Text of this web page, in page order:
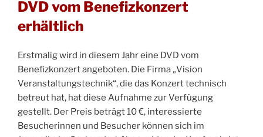
DVD vom Benefizkonzert
erhältlich
Erstmalig wird in diesem Jahr eine DVD vom
Benefizkonzert angeboten. Die Firma „Vision
Veranstaltungstechnik“, die das Konzert technisch
betreut hat, hat diese Aufnahme zur Verfügung
gestellt. Der Preis beträgt 10 €, interessierte
Besucherinnen und Besucher können sich im